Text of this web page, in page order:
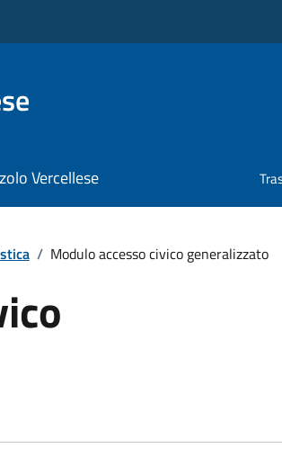
Vercellese
/ Modulo accesso civico generalizzato